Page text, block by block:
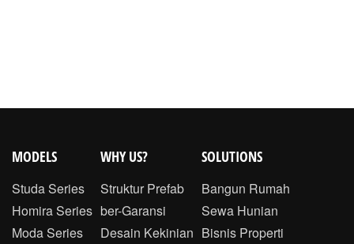
MODELS
Studa Series
Homira Series
Moda Series
WHY US?
Struktur Prefab
ber-Garansi
Desain Kekinian
SOLUTIONS
Bangun Rumah
Sewa Hunian
Bisnis Properti